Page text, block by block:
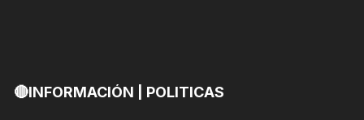
🔴INFORMACIÓN | POLITICAS